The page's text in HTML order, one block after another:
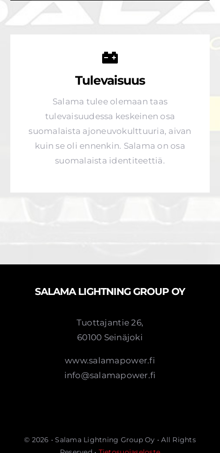
Tulevaisuus
Salama tulee olemaan taas
tulevaisuudessa keskeinen osa
suomalaista ajoneuvokulttuuria, aivan
kuin se oli ennenkin. Salama on osa
suomalaista identiteettiä.
SALAMA LIGHTNING GROUP OY
Tuottajantie 26,
60100 Seinäjoki
www.salamapower.fi
info@salamapower.fi
© 2026 • Salama Lightning Group Oy • All Rights